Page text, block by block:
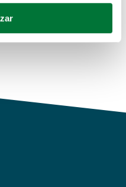
específicas (huellas
cómo se procesan sus
del sitio web con
publicidad y análisis